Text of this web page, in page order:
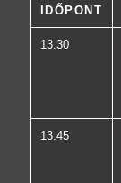
IDŐPONT
13.30
13.45